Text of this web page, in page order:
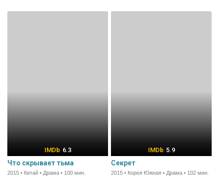
6.3
Что скрывает тьма
2015 • Китай • Драма • 100 мин.
5.9
Секрет
2015 • Корея Южная • Драма • 102 мин.